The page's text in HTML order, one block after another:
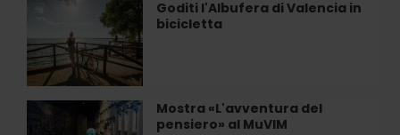
Contemporanea
a
Valencia
Goditi l'Albufera di Valencia in
bicicletta
di
Valencia
in
bicicletta
Mostra «L'avventura del
pensiero» al MuVIM
Mostra
«L'avventura